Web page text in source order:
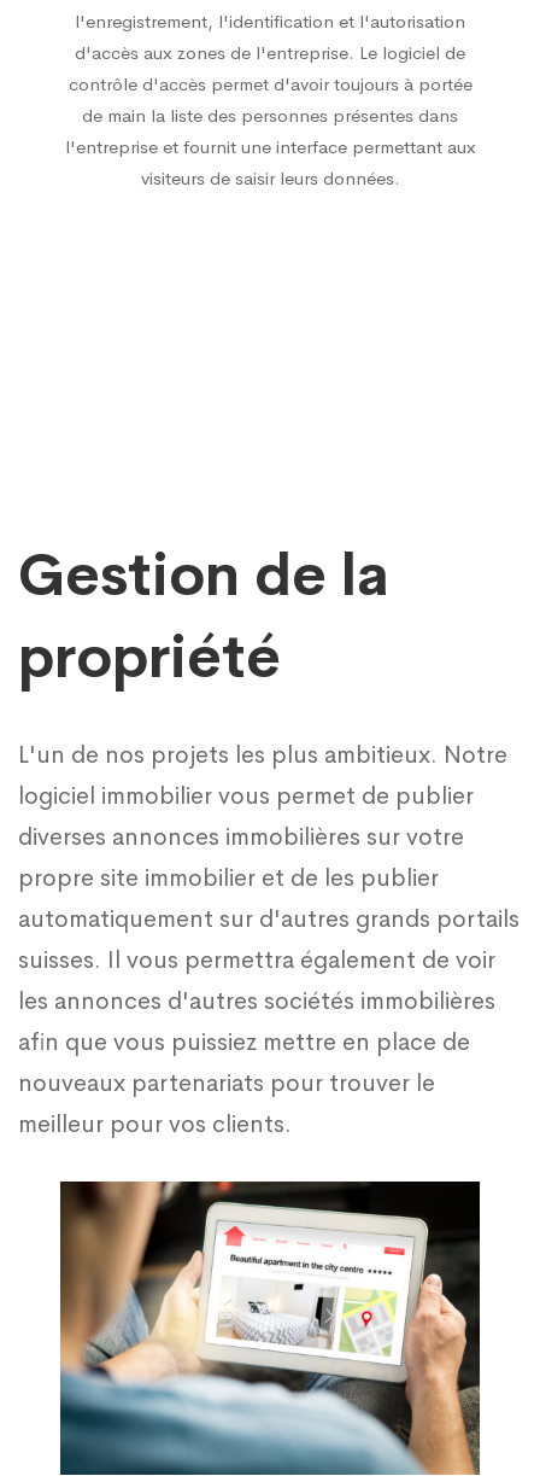
l'enregistrement, l'identification et l'autorisation
d'accès aux zones de l'entreprise. Le logiciel de
contrôle d'accès permet d'avoir toujours à portée
de main la liste des personnes présentes dans
l'entreprise et fournit une interface permettant aux
visiteurs de saisir leurs données.
Gestion de la
propriété
L'un de nos projets les plus ambitieux. Notre
logiciel immobilier vous permet de publier
diverses annonces immobilières sur votre
propre site immobilier et de les publier
automatiquement sur d'autres grands portails
suisses. Il vous permettra également de voir
les annonces d'autres sociétés immobilières
afin que vous puissiez mettre en place de
nouveaux partenariats pour trouver le
meilleur pour vos clients.